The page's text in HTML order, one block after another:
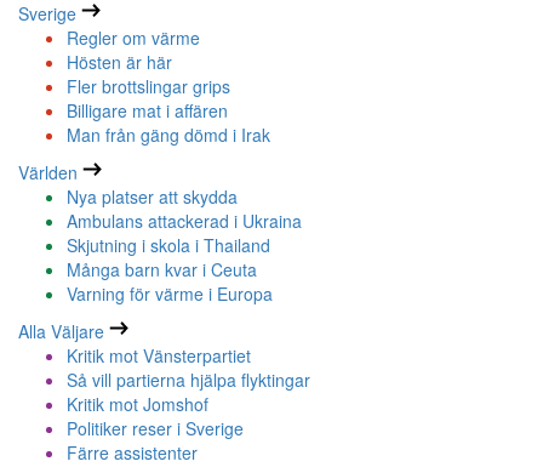
Sverige
Regler om värme
Hösten är här
Fler brottslingar grips
Billigare mat i affären
Man från gäng dömd i Irak
Världen
Nya platser att skydda
Ambulans attackerad i Ukraina
Skjutning i skola i Thailand
Många barn kvar i Ceuta
Varning för värme i Europa
Alla Väljare
Kritik mot Vänsterpartiet
Så vill partierna hjälpa flyktingar
Kritik mot Jomshof
Politiker reser i Sverige
Färre assistenter